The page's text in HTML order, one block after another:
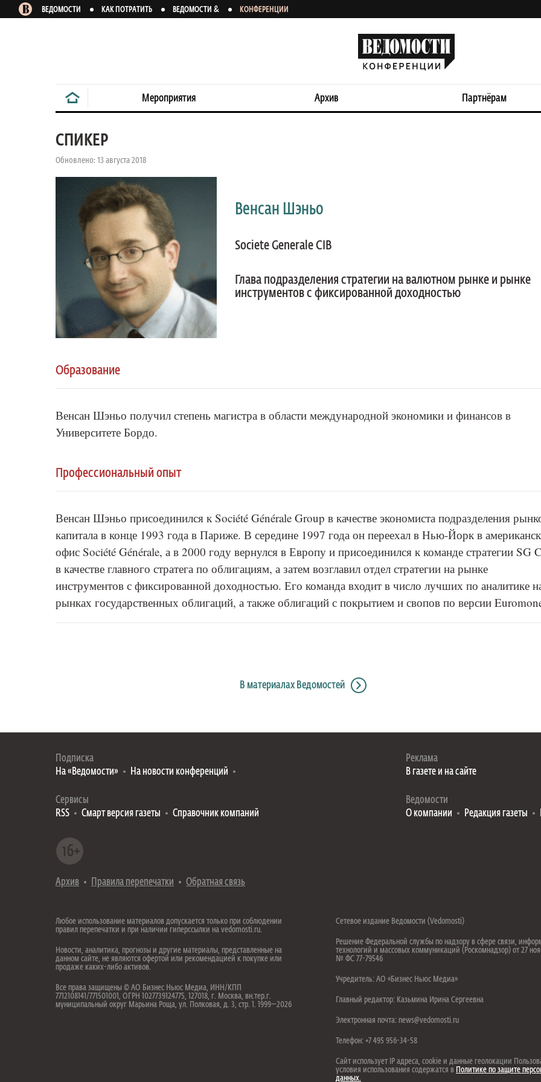
ВЕДОМОСТИ КАК ПОТРАТИТЬ ВЕДОМОСТИ & КОНФЕРЕНЦИИ
Мероприятия Архив Партнёрам
СПИКЕР
Обновлено: 13 августа 2018
Венсан Шэньо
Societe Generale CIB
Глава подразделения стратегии на валютном рынке и рынке
инструментов с фиксированной доходностью
Образование
Венсан Шэньо получил степень магистра в области международной экономики и финансов в
Университете Бордо.
Профессиональный опыт
Венсан Шэньо присоединился к Société Générale Group в качестве экономиста подразделения
капитала в конце 1993 года в Париже. В середине 1997 года он переехал в Нью-Йорк в
офис Société Générale, а в 2000 году вернулся в Европу и присоединился к команде стратегии SG
в качестве главного стратега по облигациям, а затем возглавил отдел стратегии на рынке
инструментов с фиксированной доходностью. Его команда входит в число лучших по аналитике
рынках государственных облигаций, а также облигаций с покрытием и свопов по версии
В материалах Ведомостей
Подписка
На «Ведомости»
На новости конференций
Сервисы
RSS
Смарт версия газеты Справочник компаний
Реклама
В газете и на сайте
Ведомости
О компании
Редакция газеты
Архив Правила перепечатки Обратная связь
Любое использование материалов допускается только при соблюдении
правил перепечатки и при наличии гиперссылки на vedomosti.ru.
Новости, аналитика, прогнозы и другие материалы, представленные на
данном сайте, не являются офертой или рекомендацией к покупке или
продаже каких-либо активов.
Все права защищены © АО Бизнес Ньюс Медиа, ИНН/КПП
7712108141/771501001, ОГРН 1027739124775, 127018, г. Москва, вн.тер.г.
муниципальный округ Марьина Роща, ул. Полковая, д. 3, стр. 1. 1999—2026
Сетевое издание Ведомости (Vedomosti)
Решение Федеральной службы по надзору в сфере связи,
технологий и массовых коммуникаций (Роскомнадзор) от 27
№ ФС 77-79546
Учредитель: АО «Бизнес Ньюс Медиа»
Главный редактор: Казьмина Ирина Сергеевна
Электронная почта: news@vedomosti.ru
Телефон: +7 495 956-34-58
Сайт использует IP адреса, cookie и данные геолокации
условия использования содержатся в Политике по защите
данных.